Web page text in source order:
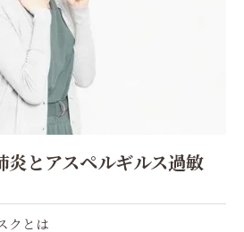
炎とアスペルギルス過敏
クとは